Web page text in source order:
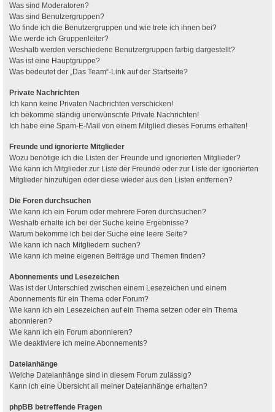
Was sind Moderatoren?
Was sind Benutzergruppen?
Wo finde ich die Benutzergruppen und wie trete ich ihnen bei?
Wie werde ich Gruppenleiter?
Weshalb werden verschiedene Benutzergruppen farbig dargestellt?
Was ist eine Hauptgruppe?
Was bedeutet der „Das Team“-Link auf der Startseite?
Private Nachrichten
Ich kann keine Privaten Nachrichten verschicken!
Ich bekomme ständig unerwünschte Private Nachrichten!
Ich habe eine Spam-E-Mail von einem Mitglied dieses Forums erhalten!
Freunde und ignorierte Mitglieder
Wozu benötige ich die Listen der Freunde und ignorierten Mitglieder?
Wie kann ich Mitglieder zur Liste der Freunde oder zur Liste der ignorierten
Mitglieder hinzufügen oder diese wieder aus den Listen entfernen?
Die Foren durchsuchen
Wie kann ich ein Forum oder mehrere Foren durchsuchen?
Weshalb erhalte ich bei der Suche keine Ergebnisse?
Warum bekomme ich bei der Suche eine leere Seite?
Wie kann ich nach Mitgliedern suchen?
Wie kann ich meine eigenen Beiträge und Themen finden?
Abonnements und Lesezeichen
Was ist der Unterschied zwischen einem Lesezeichen und einem
Abonnements für ein Thema oder Forum?
Wie kann ich ein Lesezeichen auf ein Thema setzen oder ein Thema
abonnieren?
Wie kann ich ein Forum abonnieren?
Wie deaktiviere ich meine Abonnements?
Dateianhänge
Welche Dateianhänge sind in diesem Forum zulässig?
Kann ich eine Übersicht all meiner Dateianhänge erhalten?
phpBB betreffende Fragen